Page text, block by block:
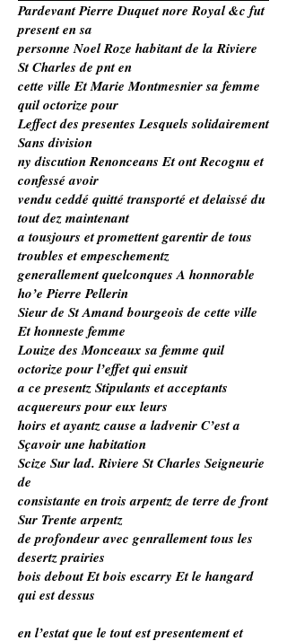
Pardevant Pierre Duquet nore Royal &c fut
present en sa
personne Noel Roze habitant de la Riviere
St Charles de pnt en
cette ville Et Marie Montmesnier sa femme
quil octorize pour
Leffect des presentes Lesquels solidairement
Sans division
ny discution Renonceans Et ont Recognu et
confessé avoir
vendu ceddé quitté transporté et delaissé du
tout dez maintenant
a tousjours et promettent garentir de tous
troubles et empeschementz
generallement quelconques A honnorable
ho’e Pierre Pellerin
Sieur de St Amand bourgeois de cette ville
Et honneste femme
Louize des Monceaux sa femme quil
octorize pour l’effet qui ensuit
a ce presentz Stipulants et acceptants
acquereurs pour eux leurs
hoirs et ayantz cause a ladvenir C’est a
Sçavoir une habitation
Scize Sur lad. Riviere St Charles Seigneurie
de
consistante en trois arpentz de terre de front
Sur Trente arpentz
de profondeur avec genrallement tous les
desertz prairies
bois debout Et bois escarry Et le hangard
qui est dessus
en l’estat que le tout est presentement et